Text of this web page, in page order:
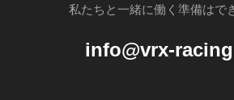
私たちと一緒に働く準備はで
info@vrx-